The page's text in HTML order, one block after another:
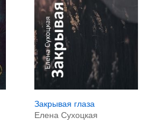
Закрывая глаза
Елена Сухоцкая